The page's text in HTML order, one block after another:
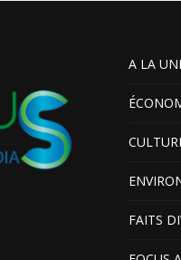
A LA
FAITS